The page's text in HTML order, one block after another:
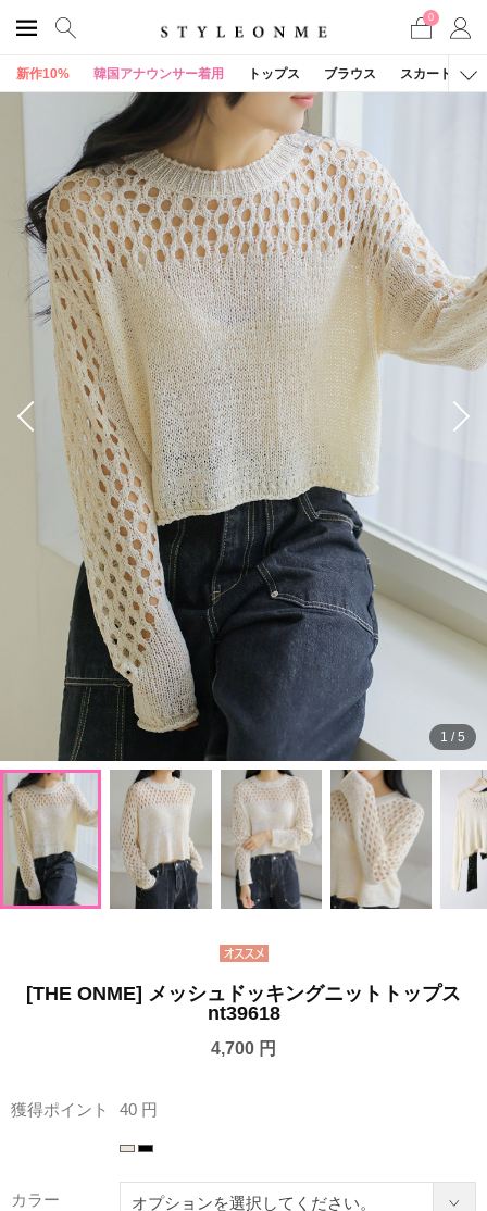
0
新作10% 韓国アナウンサー着用 トップス ブラウス スカート
1 /5
[THE ONME] メッシュドッキングニットトップス
nt39618
4,700 円
獲得ポイント 40 円
カラー